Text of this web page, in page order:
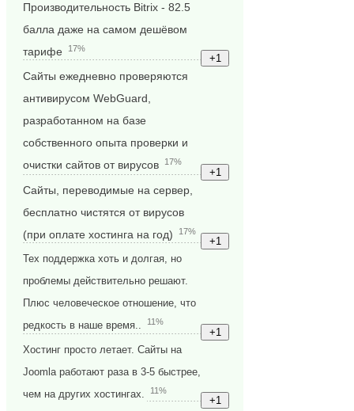
Производительность Bitrix - 82.5
балла даже на самом дешёвом
тарифе
17%
Сайты ежедневно проверяются
антивирусом WebGuard,
разработанном на базе
собственного опыта проверки и
очистки сайтов от вирусов
17%
Сайты, переводимые на сервер,
бесплатно чистятся от вирусов
(при оплате хостинга на год)
17%
Тех поддержка хоть и долгая, но
проблемы действительно решают.
Плюс человеческое отношение, что
редкость в наше время..
11%
Хостинг просто летает. Сайты на
Joomla работают раза в 3-5 быстрее,
чем на других хостингах.
11%